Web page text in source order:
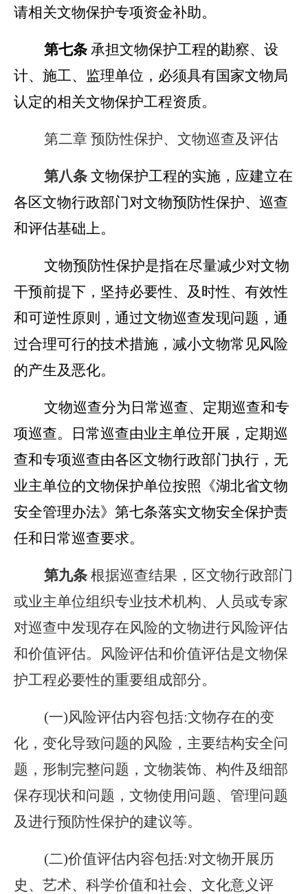
请相关文物保护专项资金补助。
第七条 承担文物保护工程的勘察、设
计、施工、监理单位，必须具有国家文物局
认定的相关文物保护工程资质。
第二章 预防性保护、文物巡查及评估
第八条 文物保护工程的实施，应建立在
各区文物行政部门对文物预防性保护、巡查
和评估基础上。
文物预防性保护是指在尽量减少对文物
干预前提下，坚持必要性、及时性、有效性
和可逆性原则，通过文物巡查发现问题，通
过合理可行的技术措施，减小文物常见风险
的产生及恶化。
文物巡查分为日常巡查、定期巡查和专
项巡查。日常巡查由业主单位开展，定期巡
查和专项巡查由各区文物行政部门执行，无
业主单位的文物保护单位按照《湖北省文物
安全管理办法》第七条落实文物安全保护责
任和日常巡查要求。
第九条 根据巡查结果，区文物行政部门
或业主单位组织专业技术机构、人员或专家
对巡查中发现存在风险的文物进行风险评估
和价值评估。风险评估和价值评估是文物保
护工程必要性的重要组成部分。
(一)风险评估内容包括:文物存在的变
化，变化导致问题的风险，主要结构安全问
题，形制完整问题，文物装饰、构件及细部
保存现状和问题，文物使用问题、管理问题
及进行预防性保护的建议等。
(二)价值评估内容包括:对文物开展历
史、艺术、科学价值和社会、文化意义评